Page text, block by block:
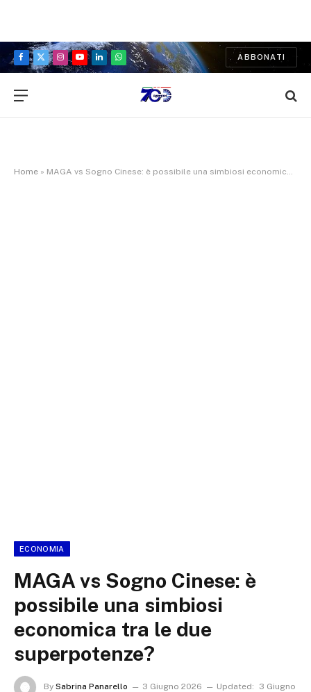
Facebook
X
Instagram
YouTubeLinkedInWhatsApp
ABBONATI
Home » MAGA vs Sogno Cinese: è possibile una simbiosi economica tra le due superpotenze?
ECONOMIA
MAGA vs Sogno Cinese: è
possibile una simbiosi
economica tra le due
superpotenze?
By Sabrina Panarello 3 Giugno 2026 Updated:
3 Giugno